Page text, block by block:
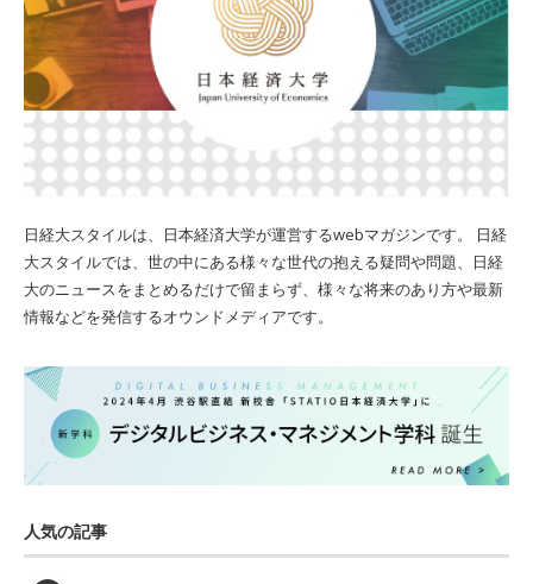
日経大スタイルは、日本経済大学が運営するwebマガジンです。 日経
大スタイルでは、世の中にある様々な世代の抱える疑問や問題、日経
大のニュースをまとめるだけで留まらず、様々な将来のあり方や最新
情報などを発信するオウンドメディアです。
人気の記事